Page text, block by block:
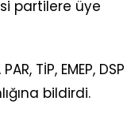
partilere üye
TİP, EMEP, DSP
bildirdi.